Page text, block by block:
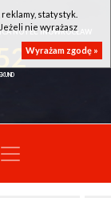
NOTEĆ INOWROCŁAW
51
statystyk.
nie wyrażasz
Wyrażam zgodę »